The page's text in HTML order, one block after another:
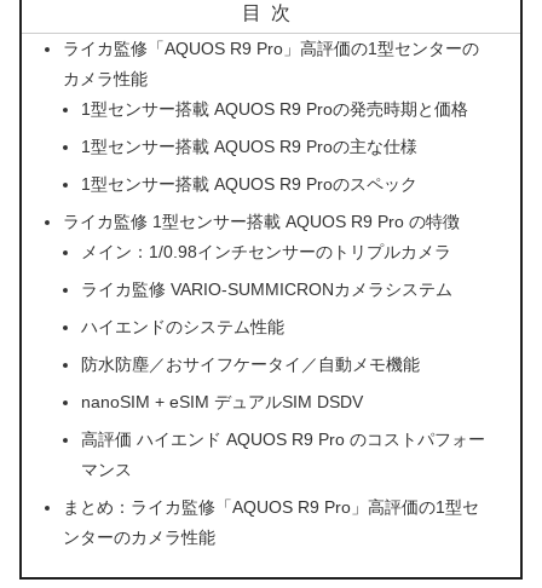
目次
ライカ監修「AQUOS R9 Pro」高評価の1型センターの
カメラ性能
1型センサー搭載 AQUOS R9 Proの発売時期と価格
1型センサー搭載 AQUOS R9 Proの主な仕様
1型センサー搭載 AQUOS R9 Proのスペック
ライカ監修 1型センサー搭載 AQUOS R9 Pro の特徴
メイン：1/0.98インチセンサーのトリプルカメラ
ライカ監修 VARIO-SUMMICRONカメラシステム
ハイエンドのシステム性能
防水防塵／おサイフケータイ／自動メモ機能
nanoSIM + eSIM デュアルSIM DSDV
高評価 ハイエンド AQUOS R9 Pro のコストパフォー
マンス
まとめ：ライカ監修「AQUOS R9 Pro」高評価の1型セ
ンターのカメラ性能